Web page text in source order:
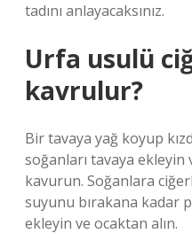
tadını anlayacaksınız.
Urfa usulü
kavrulur?
Bir tavaya yağ koyup
soğanları tavaya
kavurun. Soğanlara
suyunu bırakana kadar
ekleyin ve ocaktan alın.